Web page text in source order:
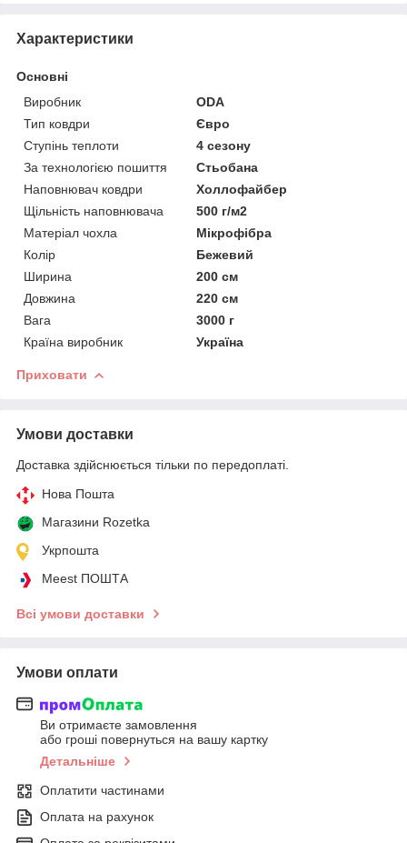
Характеристики
Основні
Виробник
ODA
Тип ковдри
Євро
Ступінь теплоти
4 сезону
За технологією пошиття
Стьобана
Наповнювач ковдри
Холлофайбер
Щільність наповнювача
500 г/м2
Матеріал чохла
Мікрофібра
Колір
Бежевий
Ширина
200 см
Довжина
220 см
Вага
3000 г
Країна виробник
Україна
Приховати
Умови доставки
Доставка здійснюється тільки по передоплаті.
Нова Пошта
Магазини Rozetka
Укрпошта
Meest ПОШТА
Всі умови доставки
Умови оплати
Ви отримаєте замовлення
або гроші повернуться на вашу картку
Детальніше
Оплатити частинами
Оплата на рахунок